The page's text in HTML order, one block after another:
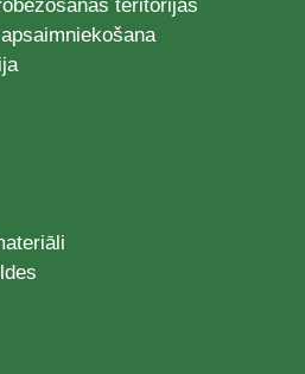
teritorijas